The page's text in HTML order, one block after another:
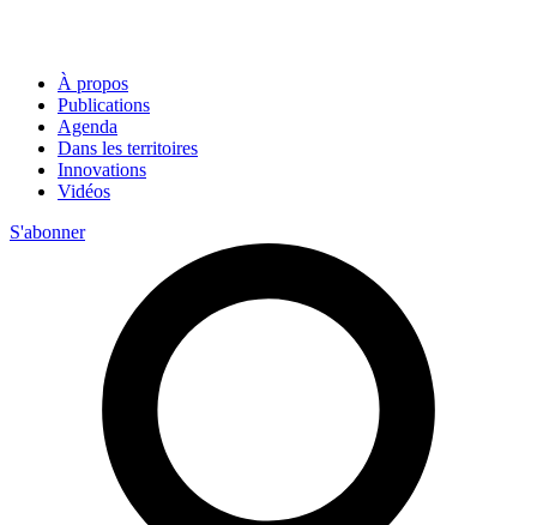
À propos
Publications
Agenda
Dans les territoires
Innovations
Vidéos
S'abonner